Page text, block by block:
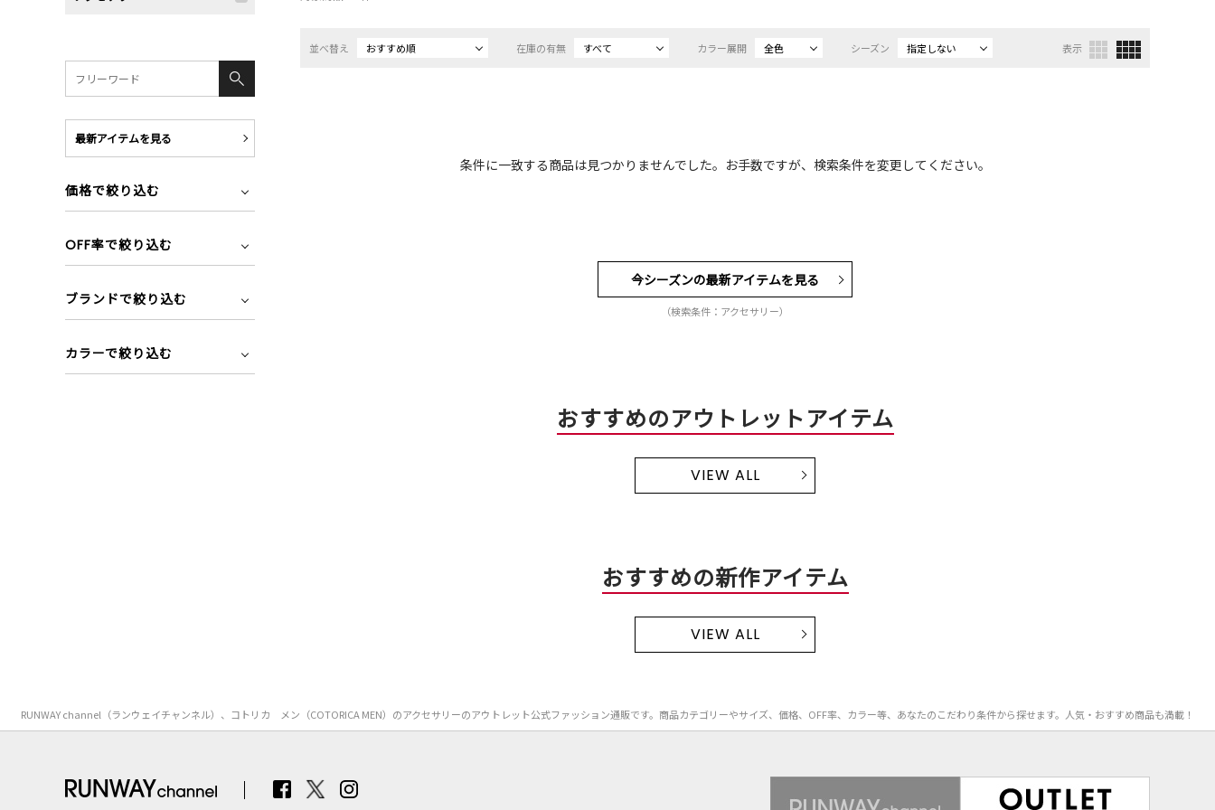
並べ替え おすすめ順 在庫の有無 すべて カラー展開 全色 シーズン 指定しない 表示
条件に一致する商品は見つかりませんでした。お手数ですが、検索条件を変更してください。
今シーズンの最新アイテムを見る
（検索条件：アクセサリー）
おすすめのアウトレットアイテム
VIEW ALL
おすすめの新作アイテム
VIEW ALL
最新アイテムを見る
価格で絞り込む
OFF率で絞り込む
ブランドで絞り込む
カラーで絞り込む
RUNWAY channel（ランウェイチャンネル）、コトリカ メン（COTORICA MEN）のアクセサリーのアウトレット公式ファッション通販です。商品カテゴリーやサイズ、価格、OFF率、カラー等、あなたのこだわり条件から探せます。人気・おすすめ商品も満載！